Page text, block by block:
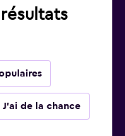
J'ai de la chance